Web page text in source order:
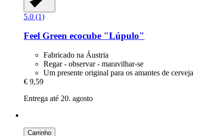
5.0 (1)
Feel Green ecocube "Lúpulo"
Fabricado na Áustria
Regar - observar - maravilhar-se
Um presente original para os amantes de cerveja
€ 9,59
Entrega até 20. agosto
Carrinho